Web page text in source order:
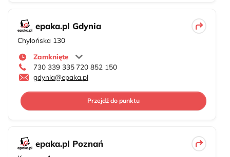
epaka.pl Gdynia
Chylońska 130
Zamknięte
730 339 335 720 852 150
gdynia@epaka.pl
Przejdź do punktu
epaka.pl Poznań